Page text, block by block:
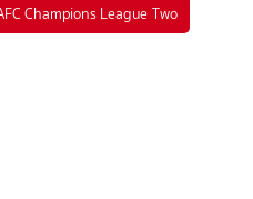
Champions League Two